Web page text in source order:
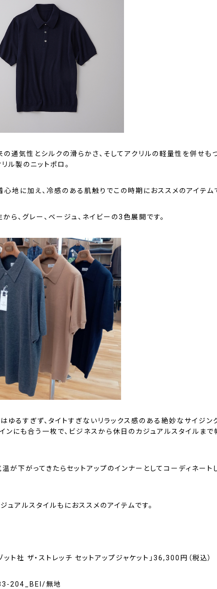
通気性とシルクの滑らかさ、そしてアクリルの軽量性を併せも
ル製のニットポロ。
地に加え、冷感のある肌触りでこの時期におススメのアイテム
ら、グレー、ベージュ、ネイビーの3色展開です。
ゆるすぎず、タイトすぎないリラックス感のある絶妙なサイジング
ンにも合う一枚で、ビジネスから休日のカジュアルスタイルまで
が下がってきたらセットアップのインナーとしてコーディネート
ュアルスタイルもにおススメのアイテムです。
ット社 ザ・ストレッチ セットアップジャケット」36,300円（税込）
204_BEI/無地